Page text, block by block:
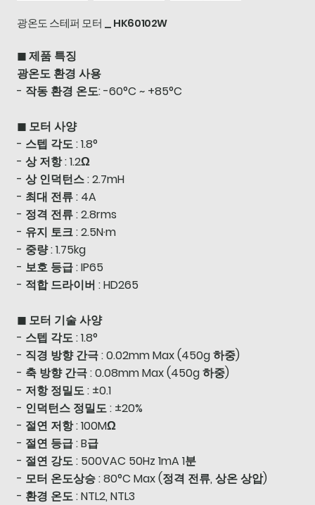
광온도 스테퍼 모터 _ HK60102W
◼ 제품 특징
광온도 환경 사용
- 작동 환경 온도: -60°C ~ +85°C
◼ 모터 사양
- 스텝 각도 : 1.8°
- 상 저항 : 1.2Ω
- 상 인덕턴스 : 2.7mH
- 최대 전류 : 4A
- 정격 전류 : 2.8rms
- 유지 토크 : 2.5N·m
- 중량 : 1.75kg
- 보호 등급 : IP65
- 적합 드라이버 : HD265
◼ 모터 기술 사양
- 스텝 각도 : 1.8°
- 직경 방향 간극 : 0.02mm Max (450g 하중)
- 축 방향 간극 : 0.08mm Max (450g 하중)
- 저항 정밀도 : ±0.1
- 인덕턴스 정밀도 : ±20%
- 절연 저항 : 100MΩ
- 절연 등급 : B급
- 절연 강도 : 500VAC 50Hz 1mA 1분
- 모터 온도상승 : 80°C Max (정격 전류, 상온 상압)
- 환경 온도 : NTL2, NTL3